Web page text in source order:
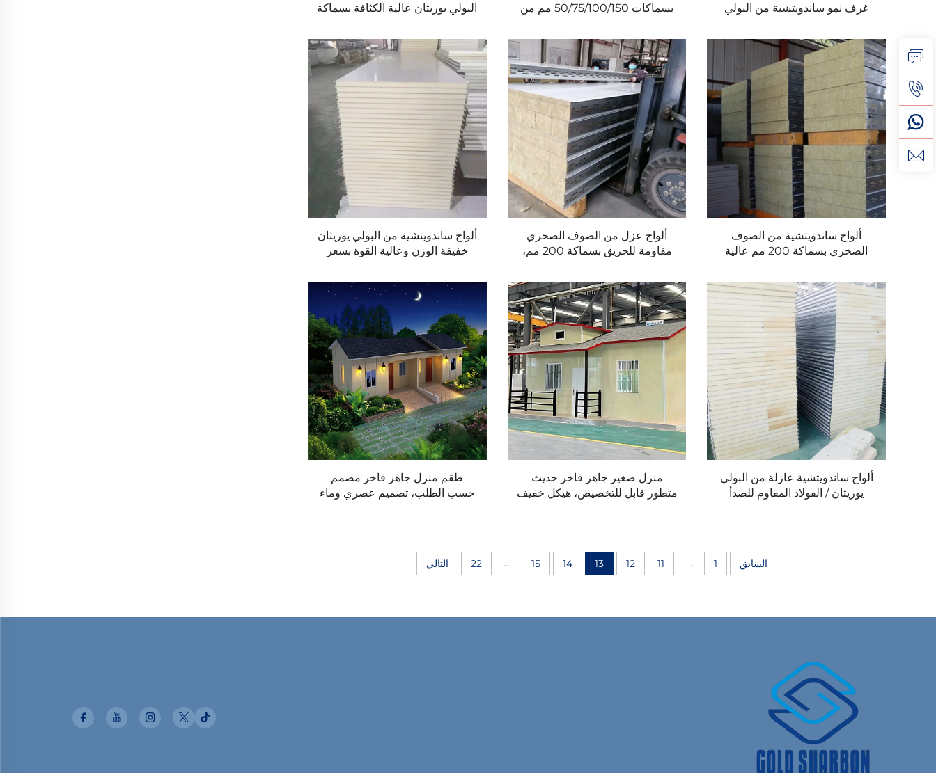
غرف نمو ساندويتشية من البولي
التجارية والصناعية
بسماكات 50/75/100/150 مم من
والسقوف في غرف التخزين الباردة
النظيفة
البولي يوريثان عالية الكثافة بسماكة
ألواح ساندويتشية من الصوف
الصخري بسماكة 200 مم عالية
الحماية من الحرارة
ألواح عزل من الصوف الصخري
مقاومة للحريق بسماكة 200 مم،
المقاوم للصدأ
ألواح ساندويتشية من البولي يوريثان
خفيفة الوزن وعالية القوة بسعر
للماء والنار، لورش غرف التبريد
ألواح ساندويتشية عازلة من البولي
يوريثان / الفولاذ المقاوم للصدأ
منزل صغير جاهز فاخر حديث
متطور قابل للتخصيص، هيكل خفيف
طقم منزل جاهز فاخر مصمم
حسب الطلب، تصميم عصري وماء
السابق 1
...
11
12
13
14
15
...
22 التالي